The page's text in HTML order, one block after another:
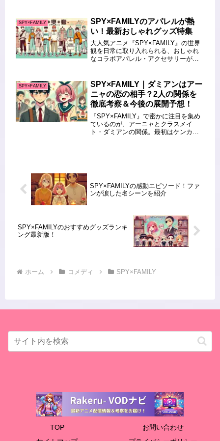
匠ウェルマンにまつわるスキャンダル
と、WISEによる諜報活動...
SPY×FAMILY
SPY×FAMILYのアパレルが熱
い！最新おしゃれグッズ特集
大人気アニメ『SPY×FAMILY』の世界
観を日常に取り入れられる、おしゃれ
なコラボアパレル・アクセサリーが
品がリリースされ、ファン必見のファ
ッショングッズが目白押しで...
SPY×FAMILY
SPY×FAMILY｜ダミアンはアー
ニャの恋の相手？2人の関係を
徹底考察＆今後の展開予想！
『SPY×FAMILY』で密かに注目を集め
ているのが、アーニャとクラスメイ
ト・ダミアンの関係。最初はケンカば
SPY×FAMILYの感動エピソード！ファ
ンが涙した名シーンを紹介
SPY×FAMILYのおすすめグッズランキ
ング最新版！
ホーム コメディ SPY×FAMILY
TOP
お問い合わせ